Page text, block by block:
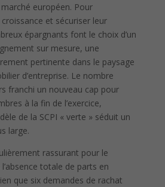
européen. Pour
et sécuriser leur
épargnants font le choix d’un
sur mesure, une
pertinente dans le paysage
d’entreprise. Le nombre
franchi un nouveau cap pour
à la fin de l’exercice,
de la SCPI « verte » séduit un
large.
rassurant pour le
totale de parts en
que six demandes de rachat